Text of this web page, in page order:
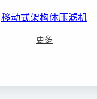
移动式架构体压滤机
更多